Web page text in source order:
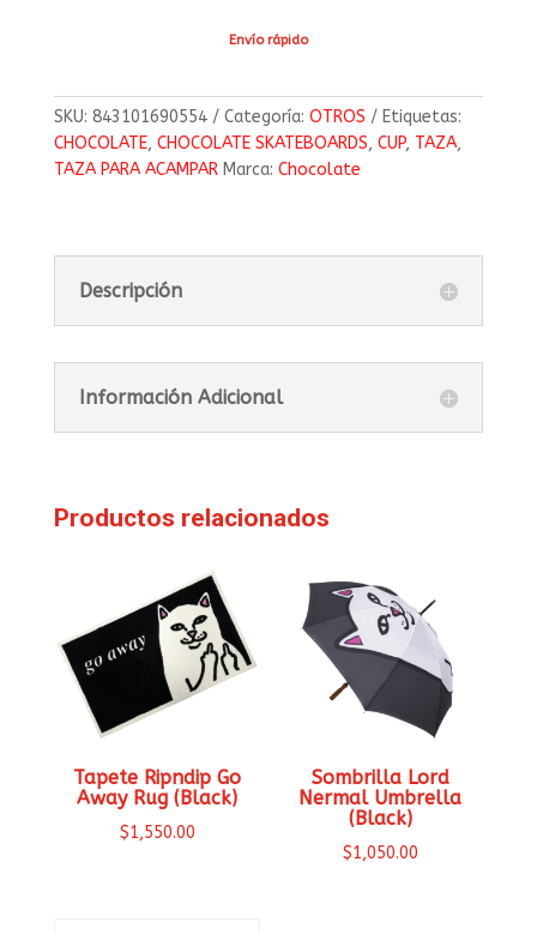
Envío rápido
SKU: 843101690554 Categoría: OTROS
Etiquetas:
CHOCOLATE, CHOCOLATE SKATEBOARDS, CUP, TAZA,
TAZA PARA ACAMPAR Marca: Chocolate
Descripción
Información Adicional
Productos relacionados
Tapete Ripndip Go
Away Rug (Black)
$1,550.00
Sombrilla Lord
Nermal Umbrella
(Black)
$1,050.00